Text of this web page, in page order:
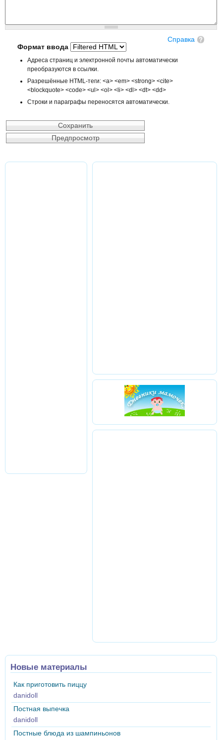
Справка
Формат ввода
Адреса страниц и электронной почты автоматически
преобразуются в ссылки.
Разрешённые HTML-теги: <a> <em> <strong> <cite>
<blockquote> <code> <ul> <ol> <li> <dl> <dt> <dd>
Строки и параграфы переносятся автоматически.
Новые материалы
Как приготовить пиццу
danidoll
Постная выпечка
danidoll
Постные блюда из шампиньонов